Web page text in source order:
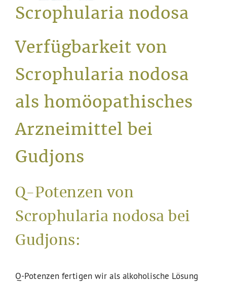
Scrophularia nodosa
Verfügbarkeit von
Scrophularia nodosa
als homöopathisches
Arzneimittel bei
Gudjons
Q-Potenzen von
Scrophularia nodosa bei
Gudjons:
Q-Potenzen fertigen wir als alkoholische Lösung